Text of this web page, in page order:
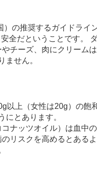
）の推奨するガイドライ
全だということです。
チーズ、肉にクリームは
ません。
以上（女性は20g）の飽
にとあります。
ナッツオイル）は血中の
リスクを高めるとあるよ